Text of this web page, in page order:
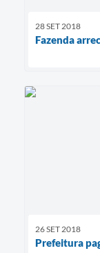
28 SET 2018
Fazenda
26 SET 2018
Prefeitura